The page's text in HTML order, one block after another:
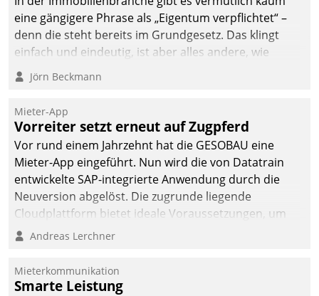
eine gängigere Phrase als „Eigentum verpflichtet“ –
denn die steht bereits im Grundgesetz. Das klingt
einfach und eindeutig, ist aber alles andere, wie
Branchenbeschäftigte wissen. Denn mit der
Verantwortung folgen Verpflichtungen.
Jörn Beckmann
Mieter-App
Vorreiter setzt erneut auf Zugpferd
Vor rund einem Jahrzehnt hat die GESOBAU eine
Mieter-App eingeführt. Nun wird die von Datatrain
entwickelte SAP-integrierte Anwendung durch die
Neuversion abgelöst. Die zugrunde liegende
Cloudplattform bietet ideale Voraussetzungen, um
die Funktionalität der App zu erweitern und weitere
integrieren.
Andreas Lerchner
Mieterkommunikation
Smarte Leistung